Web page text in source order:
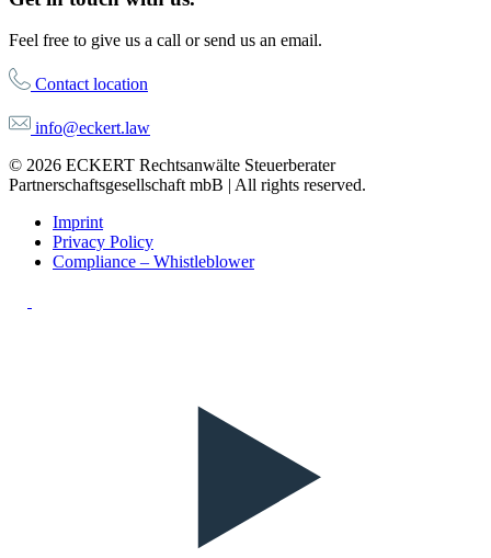
Feel free to give us a call or send us an email.
Contact location
info@eckert.law
© 2026 ECKERT Rechtsanwälte Steuerberater
Partnerschaftsgesellschaft mbB | All rights reserved.
Imprint
Privacy Policy
Compliance – Whistleblower